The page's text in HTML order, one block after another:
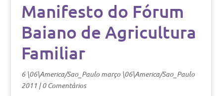
Manifesto do Fórum
Baiano de Agricultura
Familiar
6 \06\America/Sao_Paulo março \06\America/Sao_Paulo
2011|0 Comentários